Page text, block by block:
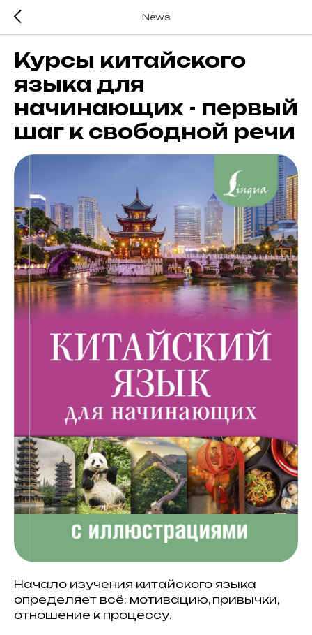
News
Курсы китайского
языка для
начинающих - первый
шаг к свободной речи
Начало изучения китайского языка
определяет всё: мотивацию, привычки,
отношение к процессу.